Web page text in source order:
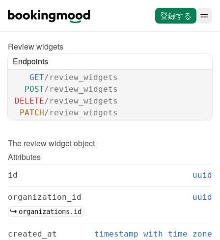
登録する
Review widgets
Endpoints
GET/review_widgets
POST/review_widgets
DELETE/review_widgets
PATCH/review_widgets
The review widget object
Attributes
id uuid
organization_id uuid
organizations.id
created_at timestamp with time zone